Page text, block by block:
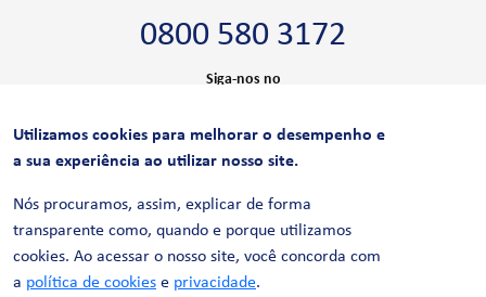
0800 580 3172
Siga-nos no
CERTIFICAÇÕES
Utilizamos cookies para melhorar o desempenho e
a sua experiência ao utilizar nosso site.
Nós procuramos, assim, explicar de forma
transparente como, quando e porque utilizamos
cookies. Ao acessar o nosso site, você concorda com
a política de cookies e privacidade.